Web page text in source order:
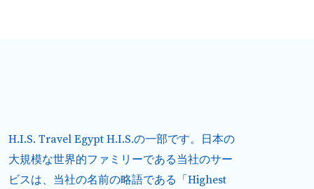
H.I.S. Travel Egypt H.I.S.の一部です。日本の
大規模な世界的ファミリーである当社のサー
ビスは、当社の名前の略語である「Highest